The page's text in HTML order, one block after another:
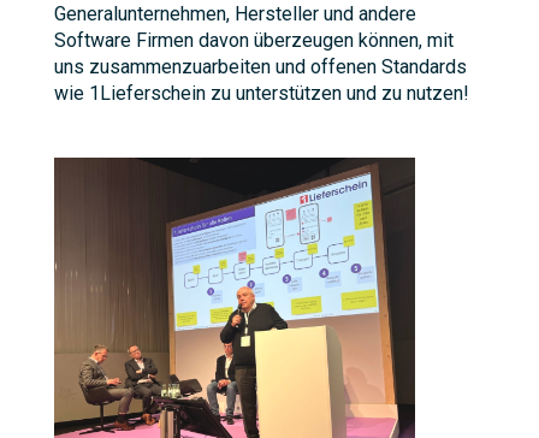
Generalunternehmen, Hersteller und andere
Software Firmen davon überzeugen können, mit
uns zusammenzuarbeiten und offenen Standards
wie 1Lieferschein zu unterstützen und zu nutzen!